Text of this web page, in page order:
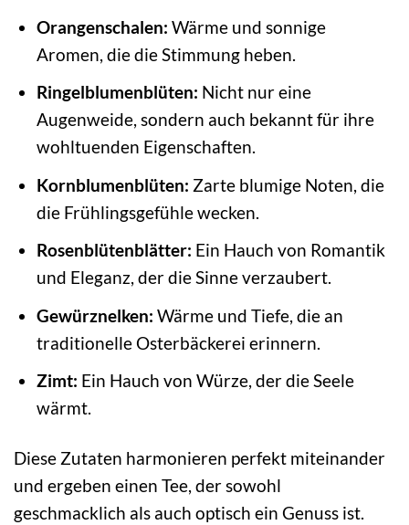
Orangenschalen: Wärme und sonnige
Aromen, die die Stimmung heben.
Ringelblumenblüten: Nicht nur eine
Augenweide, sondern auch bekannt für ihre
wohltuenden Eigenschaften.
Kornblumenblüten: Zarte blumige Noten, die
die Frühlingsgefühle wecken.
Rosenblütenblätter: Ein Hauch von Romantik
und Eleganz, der die Sinne verzaubert.
Gewürznelken: Wärme und Tiefe, die an
traditionelle Osterbäckerei erinnern.
Zimt: Ein Hauch von Würze, der die Seele
wärmt.
Diese Zutaten harmonieren perfekt miteinander
und ergeben einen Tee, der sowohl
geschmacklich als auch optisch ein Genuss ist.